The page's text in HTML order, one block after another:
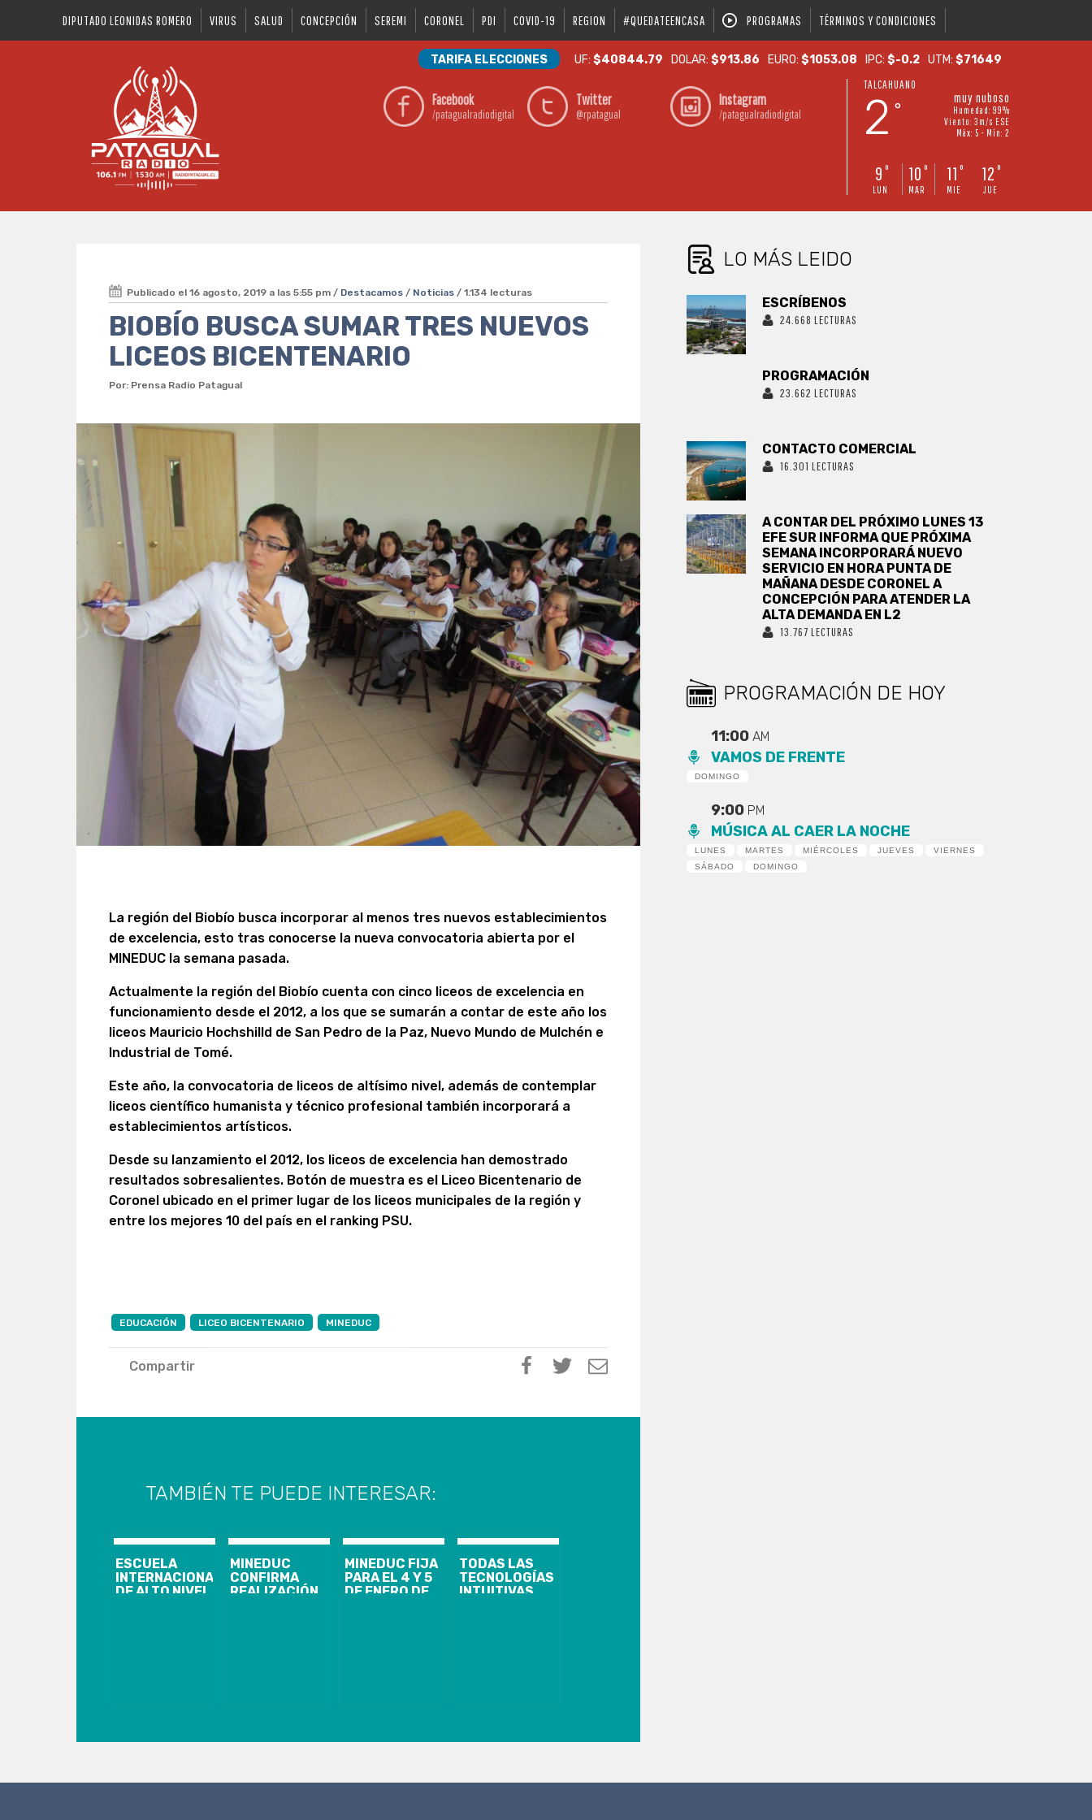
DIPUTADO LEONIDAS ROMERO VIRUS SALUD CONCEPCIÓN SEREMI CORONEL PDI COVID-19 REGION #QUEDATEENCASA PROGRAMAS TÉRMINOS Y CONDICIONES
TARIFA ELECCIONES UF:$40844.79 DOLAR:$913.86 EURO:$1053.08 IPC:$-0.2 UTM:$71649
Facebook
/patagualradiodigital
Twitter
@rpatagual
Instagram
/patagualradiodigital
TALCAHUANO
2 °
muy nuboso
Humedad: 99%
Viento: 3m/s ESE
Máx: 5 • Mín: 2
9 °
LUN
10 °
MAR
11 °
MIE
12 °
JUE
Publicado el 16 agosto, 2019 a las 5:55 pm / Destacamos / Noticias / 1.134 lecturas
BIOBÍO BUSCA SUMAR TRES NUEVOS
LICEOS BICENTENARIO
Por: Prensa Radio Patagual
La región del Biobío busca incorporar al menos tres nuevos establecimientos
de excelencia, esto tras conocerse la nueva convocatoria abierta por el
MINEDUC la semana pasada.
Actualmente la región del Biobío cuenta con cinco liceos de excelencia en
funcionamiento desde el 2012, a los que se sumarán a contar de este año los
liceos Mauricio Hochshilld de San Pedro de la Paz, Nuevo Mundo de Mulchén e
Industrial de Tomé.
Este año, la convocatoria de liceos de altísimo nivel, además de contemplar
liceos científico humanista y técnico profesional también incorporará a
establecimientos artísticos.
Desde su lanzamiento el 2012, los liceos de excelencia han demostrado
resultados sobresalientes. Botón de muestra es el Liceo Bicentenario de
Coronel ubicado en el primer lugar de los liceos municipales de la región y
entre los mejores 10 del país en el ranking PSU.
EDUCACIÓN LICEO BICENTENARIO MINEDUC
Compartir
TAMBIÉN TE PUEDE INTERESAR:
ESCUELA
INTERNACIONAL
DE ALTO NIVEL
MINEDUC
CONFIRMA
REALIZACIÓN
MINEDUC FIJA
PARA EL 4 Y 5
DE ENERO DE
TODAS LAS
TECNOLOGÍAS
INTUITIVAS
IMPORTANTE
LO MÁS LEIDO
ESCRÍBENOS
24.668 LECTURAS
PROGRAMACIÓN
23.662 LECTURAS
CONTACTO COMERCIAL
16.301 LECTURAS
A CONTAR DEL PRÓXIMO LUNES 13
EFE SUR INFORMA QUE PRÓXIMA
SEMANA INCORPORARÁ NUEVO
SERVICIO EN HORA PUNTA DE
MAÑANA DESDE CORONEL A
CONCEPCIÓN PARA ATENDER LA
ALTA DEMANDA EN L2
13.767 LECTURAS
PROGRAMACIÓN DE HOY
11:00AM
VAMOS DE FRENTE
DOMINGO
9:00 PM
MÚSICA AL CAER LA NOCHE
LUNES MARTES MIÉRCOLES JUEVES
VIERNES
SÁBADO
DOMINGO